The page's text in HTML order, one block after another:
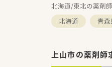
北海道/東北の薬剤
北海道
青森
上山市の薬剤師